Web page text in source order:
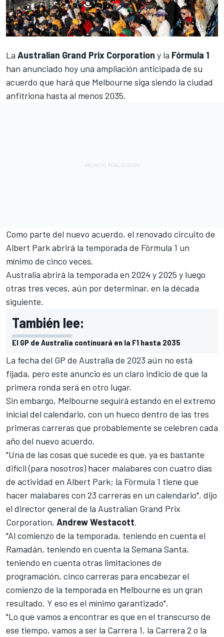
La Australian Grand Prix Corporation y la Fórmula 1
han anunciado hoy una ampliación anticipada de su
acuerdo que hará que Melbourne siga siendo la ciudad
anfitriona hasta al menos 2035.
Como parte del nuevo acuerdo, el renovado circuito de
Albert Park abrirá la temporada de Fórmula 1 un
mínimo de cinco veces.
Australia abrirá la temporada en 2024 y 2025 y luego
otras tres veces, aún por determinar, en la década
siguiente.
También lee:
El GP de Australia continuará en la F1 hasta 2035
La fecha del GP de Australia de 2023 aún no está
fijada, pero este anuncio es un claro indicio de que la
primera ronda será en otro lugar.
Sin embargo, Melbourne seguirá estando en el extremo
inicial del calendario, con un hueco dentro de las tres
primeras carreras que probablemente se celebren cada
año del nuevo acuerdo.
"Una de las cosas que sucede es que, ya es bastante
difícil (para nosotros) hacer malabares con cuatro días
de actividad en Albert Park; la Fórmula 1 tiene que
hacer malabares con 23 carreras en un calendario", dijo
el director general de la Australian Grand Prix
Corporation, Andrew Westacott.
"Al comienzo de la temporada, teniendo en cuenta el
Ramadán, teniendo en cuenta la Semana Santa,
teniendo en cuenta otras limitaciones de
programación, cinco carreras para encabezar el
comienzo de la temporada en Melbourne es un gran
resultado. Y eso es el mínimo garantizado".
"Lo que vamos a encontrar es que en el transcurso de
ese tiempo, vamos a ser la Carrera 1, la Carrera 2 o la